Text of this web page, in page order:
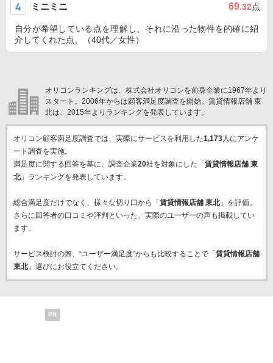
ミニミニ 69.32点
自分が希望している点を理解し、それに沿った物件を的確に紹
介してくれた点。（40代／女性）
オリコンランキングは、株式会社オリコンを前身企業に1967年より
スタート。2006年からは顧客満足度調査を開始。賃貸情報店舗 東
北は、2015年よりランキングを発表しています。
オリコン顧客満足度調査では、実際にサービスを利用した1,173人にアンケ
ート調査を実施。
満足度に関する回答を基に、調査企業20社を対象にした「 賃貸情報店舗 東
北」ランキングを発表しています。
総合満足度だけでなく、様々な切り口から「 賃貸情報店舗 東北」を評価。
さらに回答者の口コミや評判といった、実際のユーザーの声も掲載してい
ます。
サービス検討の際、“ユーザー満足度”からも比較することで「 賃貸情報店舗
東北」選びにお役立てください。
PR